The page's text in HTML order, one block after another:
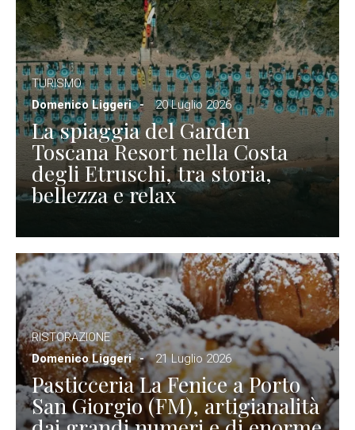
TURISMO
Domenico Liggeri
20 Luglio 2026
La spiaggia del Garden
Toscana Resort nella Costa
degli Etruschi, tra storia,
bellezza e relax
RISTORAZIONE
Domenico Liggeri
21 Luglio 2026
Pasticceria La Fenice a Porto
San Giorgio (FM), artigianalità